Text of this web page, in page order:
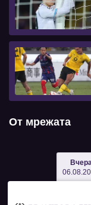
От мрежата
Вчера